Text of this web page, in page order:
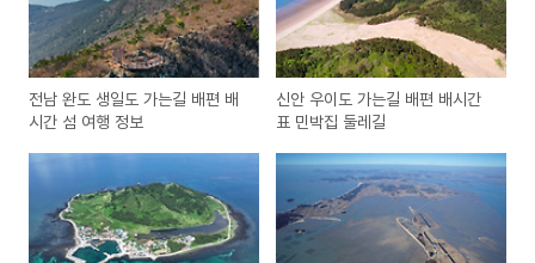
전남 완도 생일도 가는길 배편 배
시간 섬 여행 정보
신안 우이도 가는길 배편 배시간
표 민박집 둘레길